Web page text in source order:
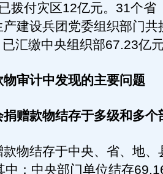
拨付灾区12亿元。31个省
建设兵团党委组织部门共
汇缴中央组织部67.23亿
审计中发现的主要问题
款物结存于多级和多个
结存于中央、省、地、
中：中央部门单位结存